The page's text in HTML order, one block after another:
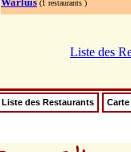
(1 restaurants )
Liste des
Liste des Restaurants